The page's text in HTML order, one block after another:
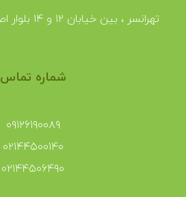
تهرانسر ، بین خیابان ۱۲ و ۱۴ بلوار اصلی پلاک ۱۴۳ واحد ۹
شماره تماس
۰۹۱۲۶۱۹۰۰۸۹
۰۲۱۴۴۵۰۰۱۴۰
۰۲۱۴۴۵۰۶۴۹۰